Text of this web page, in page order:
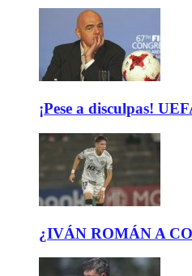
¡Pese a disculpas!
¿IVÁN ROMÁN A